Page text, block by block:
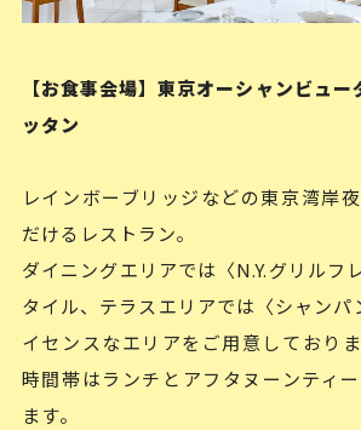
【お食事会場】東京オーシャンビュ
ッタン
レインボーブリッジなどの東京湾岸
だけるレストラン。
ダイニングエリアでは〈N.Y.グリルフ
タイル、テラスエリアでは〈シャンパ
イセンスなエリアをご用意しており
時間帯はランチとアフタヌーンティ
ます。